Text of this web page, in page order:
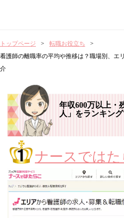
トップページ
転職お役立ち
看護師の離職率の平均や推移は？職場別、エ
介
年収600万以上・
人」をランキン
ナースではた